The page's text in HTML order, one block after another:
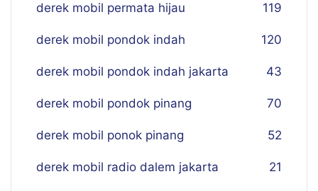
derek mobil permata hijau 119
derek mobil pondok indah 120
derek mobil pondok indah jakarta 43
derek mobil pondok pinang 70
derek mobil ponok pinang 52
derek mobil radio dalem jakarta 21